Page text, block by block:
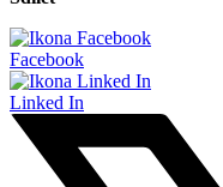
Facebook
Linked In